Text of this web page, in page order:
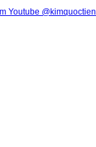
Tik Tok
Gọi điện (8h00 - 21h30)
Youtube @kimquoctien